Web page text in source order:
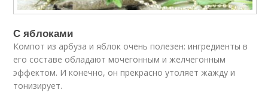
С яблоками
Компот из арбуза и яблок очень полезен: ингредиенты в
его составе обладают мочегонным и желчегонным
эффектом. И конечно, он прекрасно утоляет жажду и
тонизирует.